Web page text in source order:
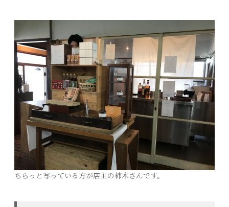
ちらっと写っている方が店主の柿木さんです。